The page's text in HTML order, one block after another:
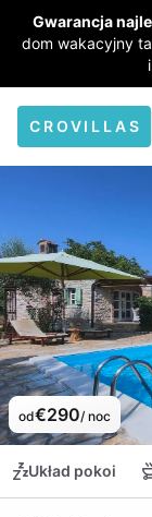
Gwarancja
dom wakacyjny
CROVILLAS
od€290/ noc
Układ pokoi